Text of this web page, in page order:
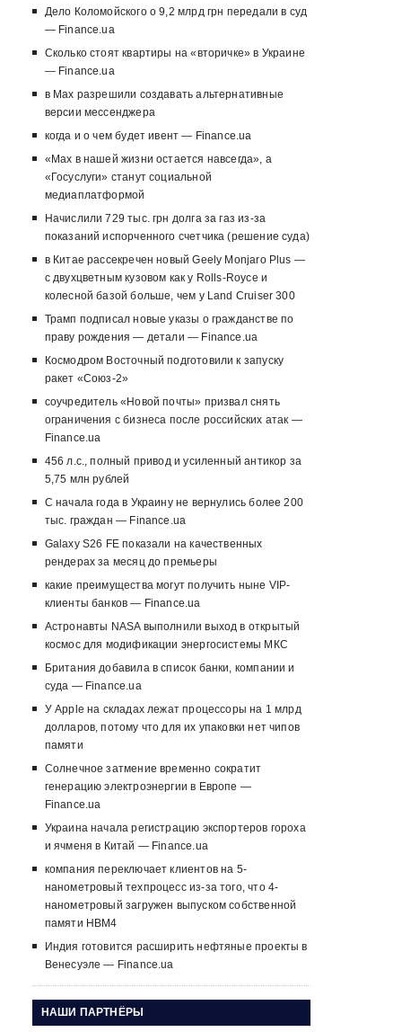
Дело Коломойского о 9,2 млрд грн передали в суд
— Finance.ua
Сколько стоят квартиры на «вторичке» в Украине
— Finance.ua
в Max разрешили создавать альтернативные
версии мессенджера
когда и о чем будет ивент — Finance.ua
«Max в нашей жизни остается навсегда», а
«Госуслуги» станут социальной
медиаплатформой
Начислили 729 тыс. грн долга за газ из-за
показаний испорченного счетчика (решение суда)
в Китае рассекречен новый Geely Monjaro Plus —
с двухцветным кузовом как у Rolls-Royce и
колесной базой больше, чем у Land Cruiser 300
Трамп подписал новые указы о гражданстве по
праву рождения — детали — Finance.ua
Космодром Восточный подготовили к запуску
ракет «Союз-2»
соучредитель «Новой почты» призвал снять
ограничения с бизнеса после российских атак —
Finance.ua
456 л.с., полный привод и усиленный антикор за
5,75 млн рублей
С начала года в Украину не вернулись более 200
тыс. граждан — Finance.ua
Galaxy S26 FE показали на качественных
рендерах за месяц до премьеры
какие преимущества могут получить ныне VIP-
клиенты банков — Finance.ua
Астронавты NASA выполнили выход в открытый
космос для модификации энергосистемы МКС
Британия добавила в список банки, компании и
суда — Finance.ua
У Apple на складах лежат процессоры на 1 млрд
долларов, потому что для их упаковки нет чипов
памяти
Солнечное затмение временно сократит
генерацию электроэнергии в Европе —
Finance.ua
Украина начала регистрацию экспортеров гороха
и ячменя в Китай — Finance.ua
компания переключает клиентов на 5-
нанометровый техпроцесс из-за того, что 4-
нанометровый загружен выпуском собственной
памяти HBM4
Индия готовится расширить нефтяные проекты в
Венесуэле — Finance.ua
НАШИ ПАРТНЁРЫ